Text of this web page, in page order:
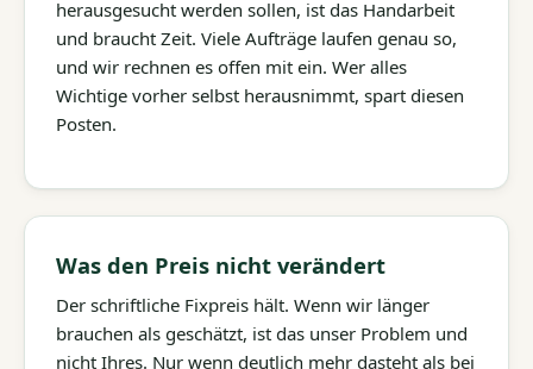
herausgesucht werden sollen, ist das Handarbeit
und braucht Zeit. Viele Aufträge laufen genau so,
und wir rechnen es offen mit ein. Wer alles
Wichtige vorher selbst herausnimmt, spart diesen
Posten.
Was den Preis nicht verändert
Der schriftliche Fixpreis hält. Wenn wir länger
brauchen als geschätzt, ist das unser Problem und
nicht Ihres. Nur wenn deutlich mehr dasteht als bei